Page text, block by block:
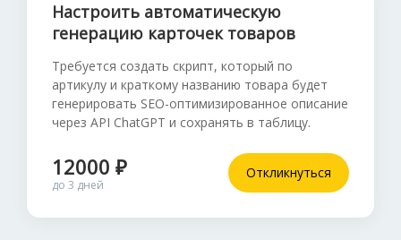
Настроить автоматическую
генерацию карточек товаров
Требуется создать скрипт, который по
артикулу и краткому названию товара будет
генерировать SEO-оптимизированное описание
через API ChatGPT и сохранять в таблицу.
12000 ₽
до 3 дней
Откликнуться